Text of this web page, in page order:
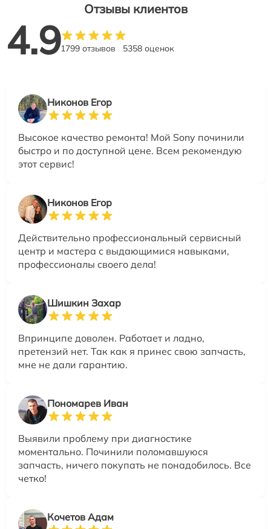
Отзывы клиентов
4.91799 отзывов 5358 оценок
Никонов Егор
Высокое качество ремонта! Мой Sony починили
быстро и по доступной цене. Всем рекомендую
этот сервис!
Никонов Егор
Действительно профессиональный сервисный
центр и мастера с выдающимися навыками,
профессионалы своего дела!
Шишкин Захар
Впринципе доволен. Работает и ладно,
претензий нет. Так как я принес свою запчасть,
мне не дали гарантию.
Пономарев Иван
Выявили проблему при диагностике
моментально. Починили поломавшуюся
запчасть, ничего покупать не понадобилось. Все
четко!
Кочетов Адам